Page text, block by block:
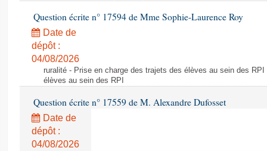
Question écrite n° 17594 de Mme Sophie-Laurence Roy
Date de
dépôt :
04/08/2026
ruralité - Prise en charge des trajets des élèves au sein des
élèves au sein des RPI
Question écrite n° 17559 de M. Alexandre Dufosset
Date de
dépôt :
04/08/2026